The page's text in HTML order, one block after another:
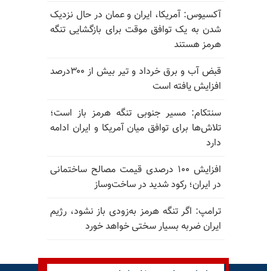
آکسیوس: آمریکا، ایران و عمان در حال نزدیک
شدن به یک توافق موقت برای بازگشایی تنگه
هرمز هستند
قبض آب و برق خرداد و تیر بیش از ۳۰۰درصد
افزایش یافته است
سنتکام: مسیر جنوبی تنگه هرمز باز است؛
تلاش‌ها برای توافق میان آمریکا و ایران ادامه
دارد
افزایش ۱۰۰ درصدی قیمت مصالح ساختمانی
در ایران؛ رکود شدید در ساخت‌وساز
ترامپ: اگر تنگه هرمز به‌زودی باز نشود، رژیم
ایران ضربه بسیار سختی خواهد خورد